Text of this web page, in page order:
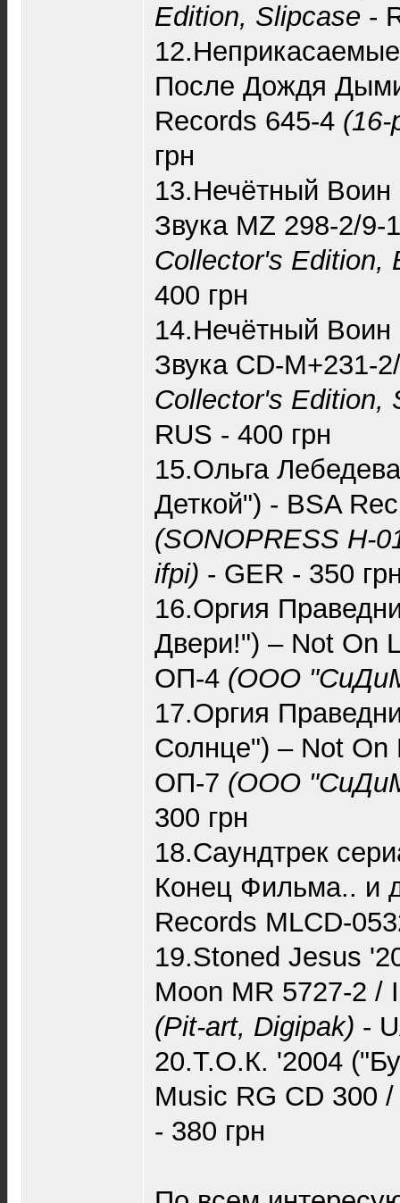
Edition, Slipcase -
После Дождя
Records 645-4 (16-
грн
13.Нечётный
Звука ‎MZ 298-2/9-
Collector's Edition,
400 грн
14.Нечётный
Звука ‎CD-M+231-
Collector's Edition,
RUS - 400 грн
15.Ольга
Деткой") - BSA
(SONOPRESS H-
ifpi) - GER - 350
16.Оргия
Двери!") – Not On
‎ОП-4 (ООО
17.Оргия
Солнце") – Not On
‎ОП-7 (ООО
300 грн
18.Саундтрек
Конец Фильма.. и
Records MLCD-
19.Stoned Jesus
Moon MR 5727-2 /
(Pit-art, Digipak) -
20.Т.О.К. '2004
Music RG CD 300
- 380 грн